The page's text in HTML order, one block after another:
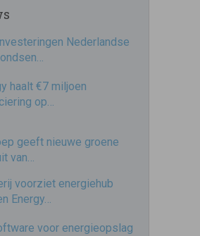
Nederlandse
haalt €7 miljoen
op…
geeft nieuwe groene
van…
voorziet energiehub
Energy…
voor energieopslag